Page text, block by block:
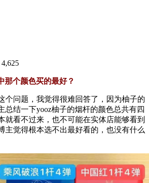
4,625
那个颜色买的最好？
个问题，我觉得很难回答了，因为柚子的
总结一下yooz柚子的烟杆的颜色总共有四
就看不过来，也不可能在实体店能够看到
主觉得根本选不出最好看的，也没有什么